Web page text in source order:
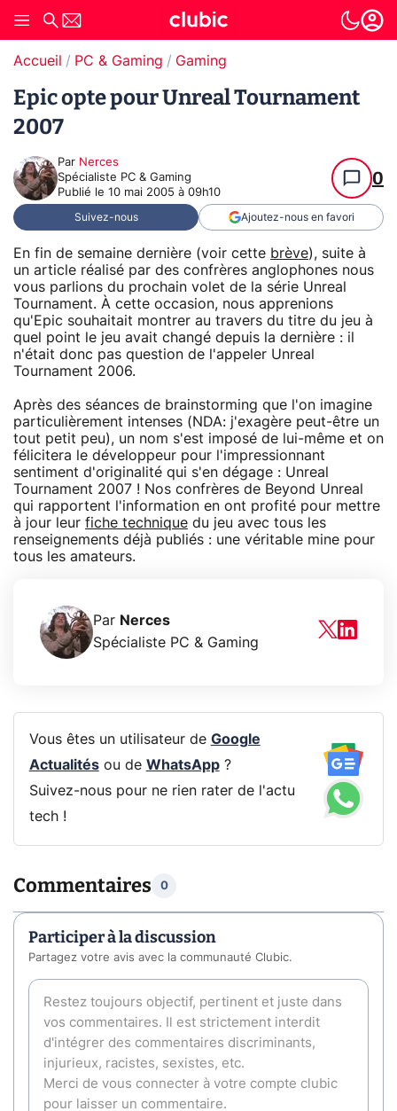
Accueil PC & Gaming Gaming
Epic opte pour Unreal Tournament
2007
Par Nerces
Spécialiste PC & Gaming
Publié le 10 mai 2005 à 09h10
0
Suivez-nous Ajoutez-nous en favori
En fin de semaine dernière (voir cette brève), suite à
un article réalisé par des confrères anglophones nous
vous parlions du prochain volet de la série Unreal
Tournament. À cette occasion, nous apprenions
qu'Epic souhaitait montrer au travers du titre du jeu à
quel point le jeu avait changé depuis la dernière : il
n'était donc pas question de l'appeler Unreal
Tournament 2006.
Après des séances de brainstorming que l'on imagine
particulièrement intenses (NDA: j'exagère peut-être un
tout petit peu), un nom s'est imposé de lui-même et on
félicitera le développeur pour l'impressionnant
sentiment d'originalité qui s'en dégage : Unreal
Tournament 2007 ! Nos confrères de Beyond Unreal
qui rapportent l'information en ont profité pour mettre
à jour leur fiche technique du jeu avec tous les
renseignements déjà publiés : une véritable mine pour
tous les amateurs.
Par Nerces
Spécialiste PC & Gaming
Vous êtes un utilisateur de Google
Actualitésou de WhatsApp?
Suivez-nous pour ne rien rater de l'actu
tech !
Commentaires 0
Participer à la discussion
Partagez votre avis avec la communauté Clubic.